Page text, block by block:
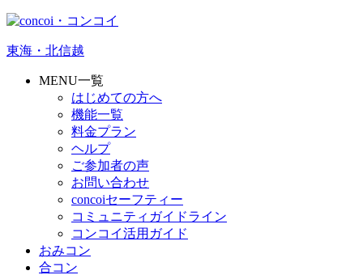
東海・北信越
MENU一覧
はじめての方へ
機能一覧
料金プラン
ヘルプ
ご参加者の声
お問い合わせ
concoiセーフティー
コミュニティガイドライン
コンコイ活用ガイド
おみコン
合コン